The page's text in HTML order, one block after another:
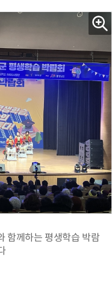
함께하는 평생학습 박람